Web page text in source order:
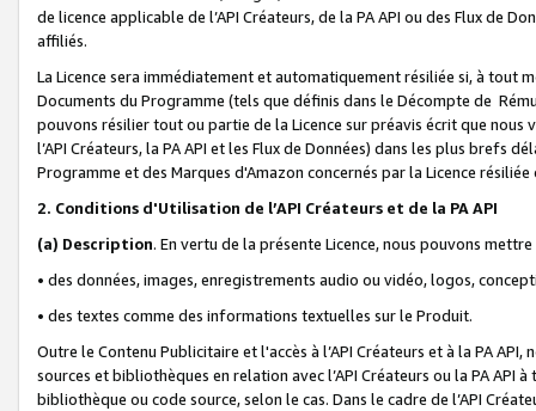
de licence applicable de l’API Créateurs, de la PA API ou des Flux de
affiliés.
La Licence sera immédiatement et automatiquement résiliée si, à
Documents du Programme (tels que définis dans le Décompte de
pouvons résilier tout ou partie de la Licence sur préavis écrit que
l’API Créateurs, la PA API et les Flux de Données) dans les plus
Programme et des Marques d'Amazon concernés par la Licence
2. Conditions d'Utilisation de l’API Créateurs et de la PA API
(a) Description. En vertu de la présente Licence, nous pouvons
• des données, images, enregistrements audio ou vidéo, logos,
• des textes comme des informations textuelles sur le Produit.
Outre le Contenu Publicitaire et l'accès à l’API Créateurs et à la PA
sources et bibliothèques en relation avec l’API Créateurs ou la PA
bibliothèque ou code source, selon le cas. Dans le cadre de l’API